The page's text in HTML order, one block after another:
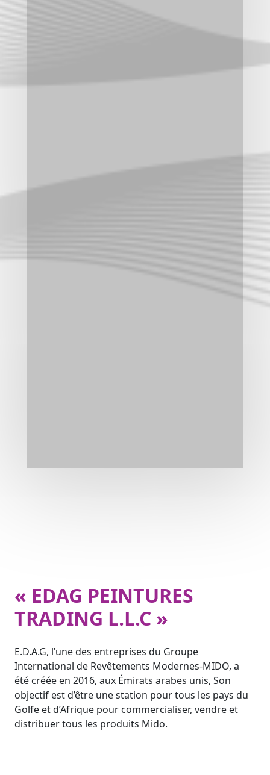
« EDAG PEINTURES
TRADING L.L.C »
E.D.A.G, l’une des entreprises du Groupe
International de Revêtements Modernes-MIDO, a
été créée en 2016, aux Émirats arabes unis, Son
objectif est d’être une station pour tous les pays du
Golfe et d’Afrique pour commercialiser, vendre et
distribuer tous les produits Mido.